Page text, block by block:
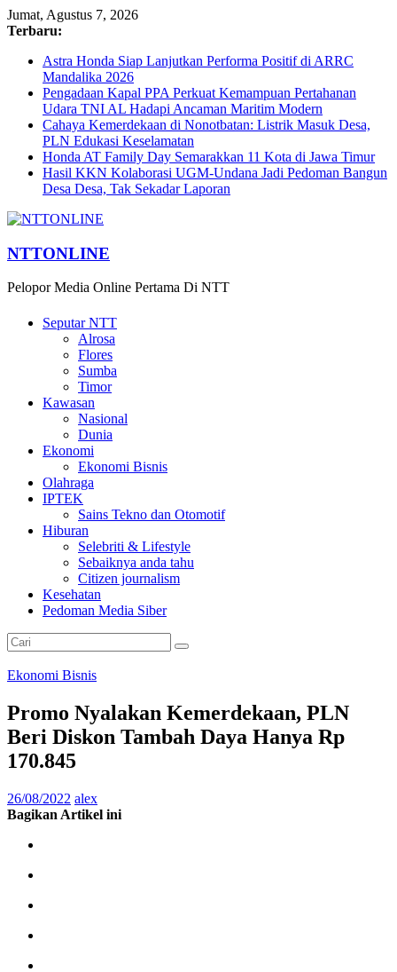
Jumat, Agustus 7, 2026
Terbaru:
Astra Honda Siap Lanjutkan Performa Positif di ARRC
Mandalika 2026
Pengadaan Kapal PPA Perkuat Kemampuan Pertahanan
Udara TNI AL Hadapi Ancaman Maritim Modern
Cahaya Kemerdekaan di Nonotbatan: Listrik Masuk Desa,
PLN Edukasi Keselamatan
Honda AT Family Day Semarakkan 11 Kota di Jawa Timur
Hasil KKN Kolaborasi UGM-Undana Jadi Pedoman Bangun
Desa Desa, Tak Sekadar Laporan
NTTONLINE
Pelopor Media Online Pertama Di NTT
Seputar NTT
Alrosa
Flores
Sumba
Timor
Kawasan
Nasional
Dunia
Ekonomi
Ekonomi Bisnis
Olahraga
IPTEK
Sains Tekno dan Otomotif
Hiburan
Selebriti & Lifestyle
Sebaiknya anda tahu
Citizen journalism
Kesehatan
Pedoman Media Siber
Ekonomi Bisnis
Promo Nyalakan Kemerdekaan, PLN
Beri Diskon Tambah Daya Hanya Rp
170.845
26/08/2022 alex
Bagikan Artikel ini